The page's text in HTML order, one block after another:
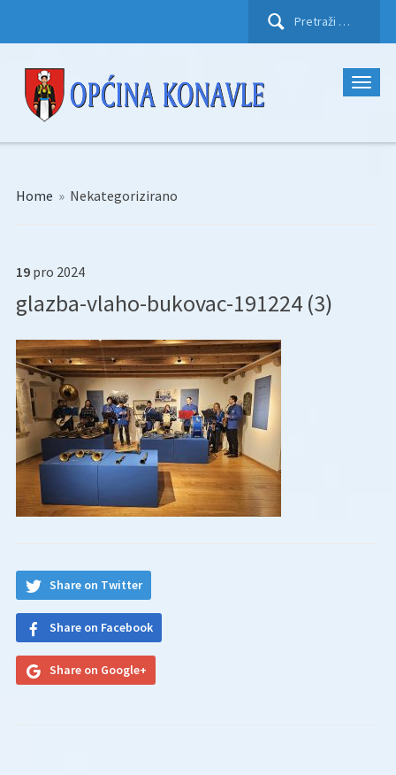
Pretraži:
Home » Nekategorizirano
19 pro 2024
glazba-vlaho-bukovac-191224 (3)
Share on Twitter
Share on Facebook
Share on Google+